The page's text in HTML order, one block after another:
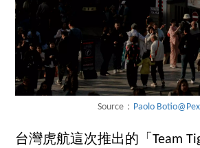
Source： Paolo
台灣虎航這次推出的「Team